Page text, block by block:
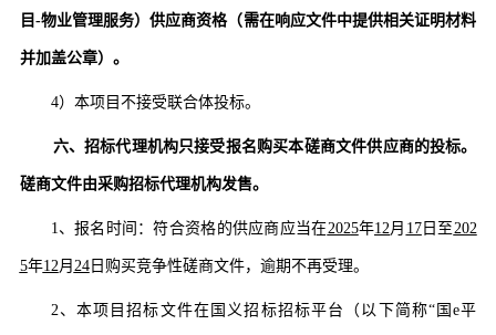
目 -物业管理服务）供应商资格（需在响应文件中提供相关证明材料
并加盖公章）。
4） 本项目不接受联合体投标。
六、招标代理机构只接受报名购买本磋商文件供应商的投标。
磋商文件由采购招标代理机构发售。
1、报名时间：符合资格的供应商应当在2025年12 月 17日至 202
5年12 月 24日购买竞争性磋商文件，逾期不再受理。
2、 本项目招标文件在国义招标招标平台 （以下简称“ 国e平